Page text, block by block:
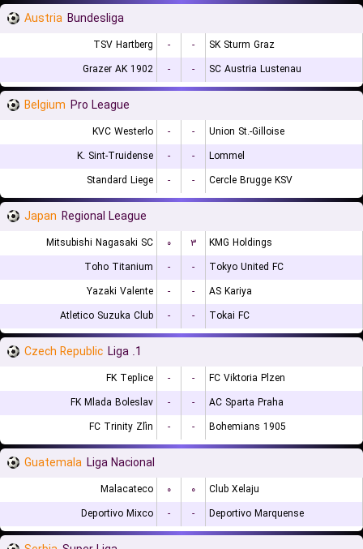
Austria Bundesliga
TSV Hartberg - -
SK Sturm Graz
Grazer AK 1902
- - SC Austria Lustenau
Belgium Pro League
KVC Westerlo - -
Union St.-Gilloise
K. Sint-Truidense
- -
Lommel
Standard Liege
- - Cercle Brugge KSV
Japan Regional League
Mitsubishi Nagasaki SC ۰ ۳
KMG Holdings
Toho Titanium
- -
Tokyo United FC
Yazaki Valente
- -
AS Kariya
Atletico Suzuka Club
- - Tokai FC
Czech Republic 1. Liga
FK Teplice - -
FC Viktoria Plzen
FK Mlada Boleslav
- -
AC Sparta Praha
FC Trinity Zlín
- - Bohemians 1905
Guatemala Liga Nacional
Malacateco ۰ ۰
Club Xelaju
Deportivo Mixco
- - Deportivo Marquense